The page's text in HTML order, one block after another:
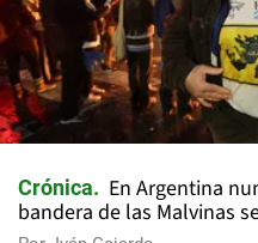
Crónica
En Argentina
bandera de las Malvinas